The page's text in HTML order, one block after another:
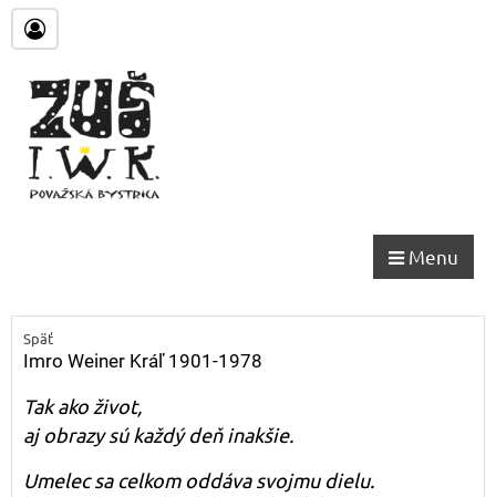
Menu
Späť
Imro Weiner Kráľ 1901-1978
Tak ako život,
aj obrazy sú každý deň inakšie.
Umelec sa celkom oddáva svojmu dielu.